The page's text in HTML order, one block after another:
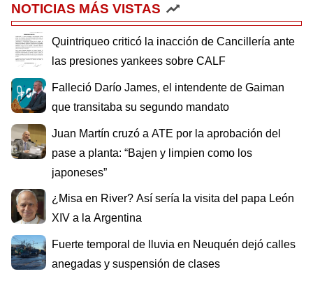
NOTICIAS MÁS VISTAS
Quintriqueo criticó la inacción de Cancillería ante
las presiones yankees sobre CALF
Falleció Darío James, el intendente de Gaiman
que transitaba su segundo mandato
Juan Martín cruzó a ATE por la aprobación del
pase a planta: “Bajen y limpien como los
japoneses”
¿Misa en River? Así sería la visita del papa León
XIV a la Argentina
Fuerte temporal de lluvia en Neuquén dejó calles
anegadas y suspensión de clases